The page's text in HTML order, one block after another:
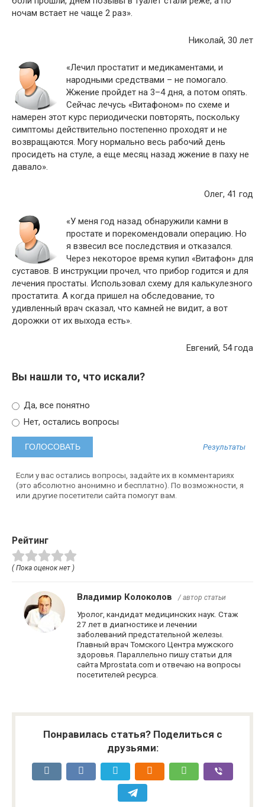
ночам встает не чаще 2 раз».
Николай, 30 лет
«Лечил простатит и медикаментами, и
народными средствами – не помогало.
Жжение пройдет на 3–4 дня, а потом опять.
Сейчас лечусь «Витафоном» по схеме и
намерен этот курс периодически повторять, поскольку
симптомы действительно постепенно проходят и не
возвращаются. Могу нормально весь рабочий день
просидеть на стуле, а еще месяц назад жжение в паху не
давало».
Олег, 41 год
«У меня год назад обнаружили камни в
простате и порекомендовали операцию. Но
я взвесил все последствия и отказался.
Через некоторое время купил «Витафон» для
суставов. В инструкции прочел, что прибор годится и для
лечения простаты. Использовал схему для калькулезного
простатита. А когда пришел на обследование, то
удивленный врач сказал, что камней не видит, а вот
дорожки от их выхода есть».
Евгений, 54 года
Вы нашли то, что искали?
Да, все понятно
Нет, остались вопросы
Результаты
Если у вас остались вопросы, задайте их в комментариях
(это абсолютно анонимно и бесплатно). По возможности, я
или другие посетители сайта помогут вам.
Рейтинг
( Пока оценок нет )
Владимир Колоколов / автор статьи
Уролог, кандидат медицинских наук. Стаж
27 лет в диагностике и лечении
заболеваний предстательной железы.
Главный врач Томского Центра мужского
здоровья. Параллельно пишу статьи для
сайта Mprostata.com и отвечаю на вопросы
посетителей ресурса.
Понравилась статья? Поделиться с
друзьями: